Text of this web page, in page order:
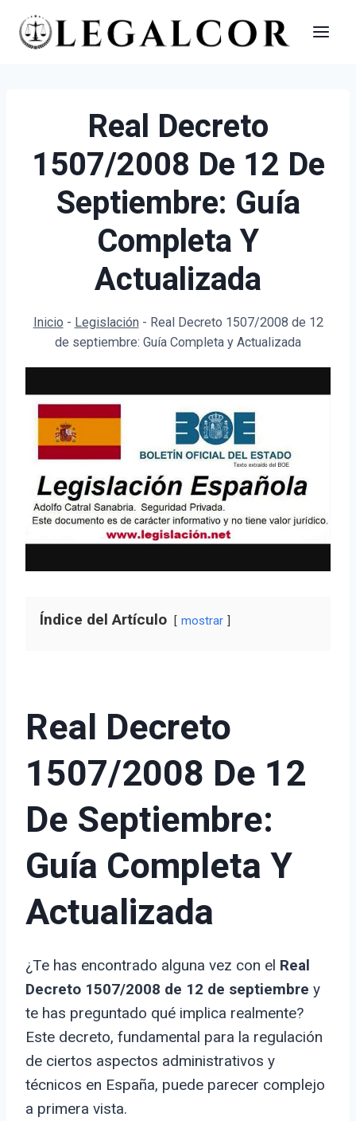
Saltar
Real Decreto
1507/2008 De 12 De
Septiembre: Guía
Completa Y
Actualizada
Inicio - Legislación - Real Decreto 1507/2008 de 12
de septiembre: Guía Completa y Actualizada
Índice del Artículo mostrar
Real Decreto
1507/2008 De 12
De Septiembre:
Guía Completa Y
Actualizada
¿Te has encontrado alguna vez con el Real
Decreto 1507/2008 de 12 de septiembre y
te has preguntado qué implica realmente?
Este decreto, fundamental para la regulación
de ciertos aspectos administrativos y
técnicos en España, puede parecer complejo
a primera vista.